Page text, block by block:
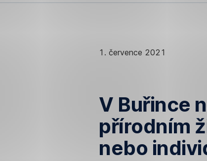
1. července 2021
V Buřince
přírodním
nebo